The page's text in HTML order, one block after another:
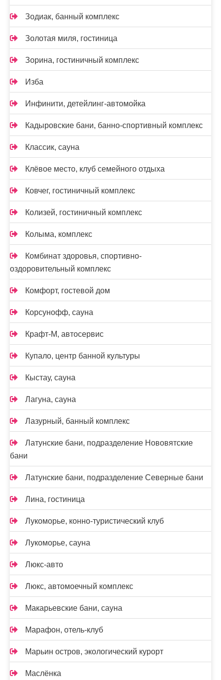
Зодиак, банный комплекс
Золотая миля, гостиница
Зорина, гостиничный комплекс
Изба
Инфинити, детейлинг-автомойка
Кадыровские бани, банно-спортивный комплекс
Классик, сауна
Клёвое место, клуб семейного отдыха
Ковчег, гостиничный комплекс
Колизей, гостиничный комплекс
Колыма, комплекс
Комбинат здоровья, спортивно-
оздоровительный комплекс
Комфорт, гостевой дом
Корсунофф, сауна
Крафт-М, автосервис
Купало, центр банной культуры
Кыстау, сауна
Лагуна, сауна
Лазурный, банный комплекс
Латунские бани, подразделение Нововятские
бани
Латунские бани, подразделение Северные бани
Лина, гостиница
Лукоморье, конно-туристический клуб
Лукоморье, сауна
Люкс-авто
Люкс, автомоечный комплекс
Макарьевские бани, сауна
Марафон, отель-клуб
Марьин остров, экологический курорт
Маслёнка